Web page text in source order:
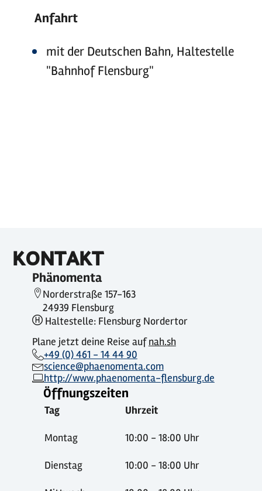
Anfahrt
mit der Deutschen Bahn, Haltestelle
"Bahnhof Flensburg"
KONTAKT
Phänomenta
Norderstraße 157-163
24939 Flensburg
Haltestelle: Flensburg Nordertor
Plane jetzt deine Reise aufnah.sh
+49 (0) 461 - 14 44 90
science@phaenomenta.com
http://www.phaenomenta-flensburg.de
Öffnungszeiten
Tag Uhrzeit
Montag 10:00 - 18:00 Uhr
Dienstag 10:00 - 18:00 Uhr